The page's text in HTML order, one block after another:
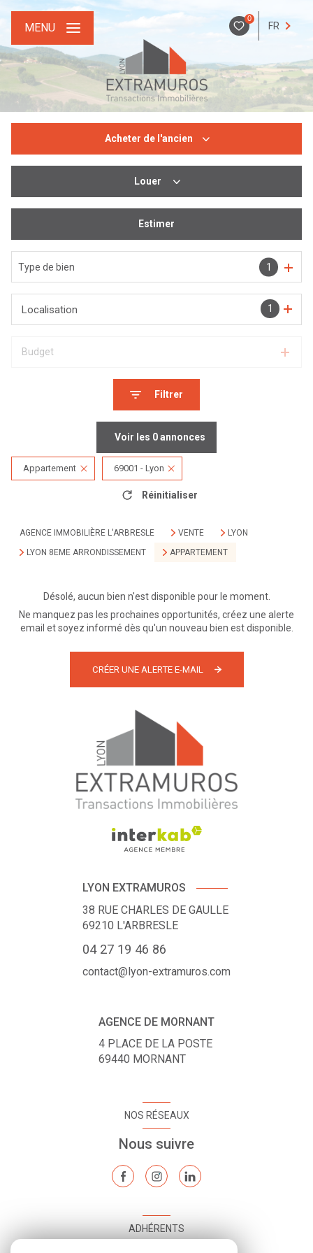
0
FR
MENU
Acheter de l'ancien
De l'immo pro
Louer
Estimer
Type de bien 1
1
Localisation
Budget
Filtrer
Voir les 0annonces
Appartement 69001 - Lyon
Réinitialiser
AGENCE IMMOBILIÈRE L'ARBRESLE VENTE
LYON
LYON 8EME ARRONDISSEMENT
APPARTEMENT
Désolé, aucun bien n'est disponible pour le moment.
Ne manquez pas les prochaines opportunités, créez une alerte
email et soyez informé dès qu'un nouveau bien est disponible.
CRÉER UNE ALERTE E-MAIL
LYON EXTRAMUROS
38 RUE CHARLES DE GAULLE
69210 L'ARBRESLE
04 27 19 46 86
contact@lyon-extramuros.com
AGENCE DE MORNANT
4 PLACE DE LA POSTE
69440 MORNANT
NOS RÉSEAUX
Nous suivre
ADHÉRENTS